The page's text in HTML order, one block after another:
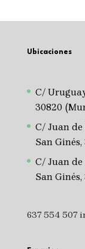
Ubicaciones
C/
30820
C/ Juan de
San
C/ Juan de
San
637 554 507